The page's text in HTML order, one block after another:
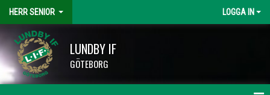
HERR SENIOR LOGGA IN
LUNDBY IF
GÖTEBORG